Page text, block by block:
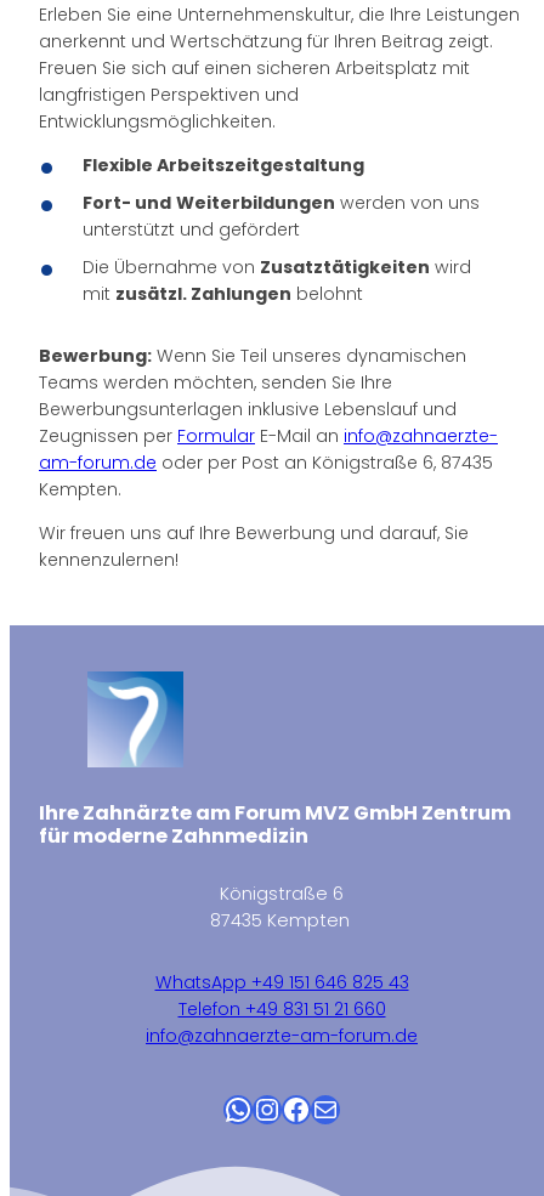
Erleben Sie eine Unternehmenskultur, die Ihre Leistungen
anerkennt und Wertschätzung für Ihren Beitrag zeigt.
Freuen Sie sich auf einen sicheren Arbeitsplatz mit
langfristigen Perspektiven und
Entwicklungsmöglichkeiten.
Flexible Arbeitszeitgestaltung
Fort- und Weiterbildungen werden von uns
unterstützt und gefördert
Die Übernahme von Zusatztätigkeiten wird
mit zusätzl. Zahlungen belohnt
Bewerbung: Wenn Sie Teil unseres dynamischen
Teams werden möchten, senden Sie Ihre
Bewerbungsunterlagen inklusive Lebenslauf und
Zeugnissen per Formular E-Mail an info@zahnaerzte-
am-forum.de oder per Post an Königstraße 6, 87435
Kempten.
Wir freuen uns auf Ihre Bewerbung und darauf, Sie
kennenzulernen!
Ihre Zahnärzte am Forum MVZ GmbH Zentrum
für moderne Zahnmedizin
Königstraße 6
87435 Kempten
WhatsApp +49 151 646 825 43
Telefon +49 831 51 21 660
info@zahnaerzte-am-forum.de
WhatsApp
Instagram
Facebook
E-Mail